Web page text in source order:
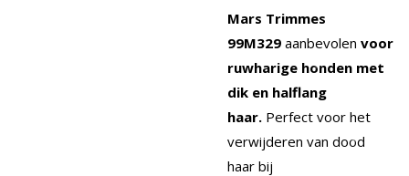
Mars Trimmes
99M329 aanbevolen voor
ruwharige honden met
dik en halflang
haar. Perfect voor het
verwijderen van dood
haar bij